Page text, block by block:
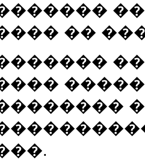
��